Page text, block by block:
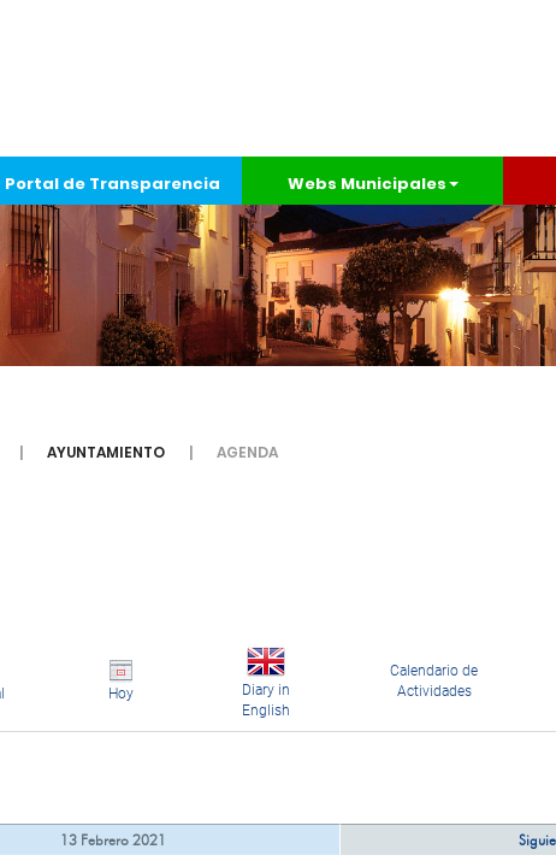
Portal de Transparencia Webs Municipales
AYUNTAMIENTO AGENDA
Hoy
Diary in
English
Calendario de
Actividades
13 Febrero 2021